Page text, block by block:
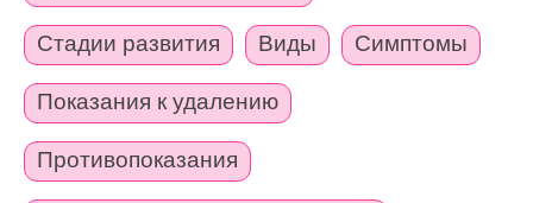
Стадии развития Виды Симптомы
Показания к удалению
Противопоказания